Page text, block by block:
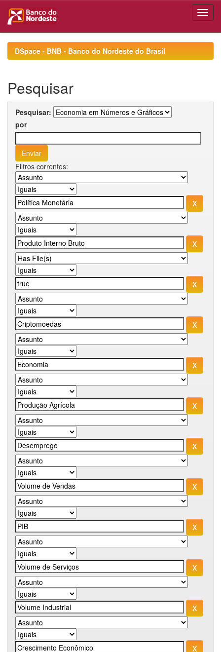
navigationDSpace - BNB - Banco do Nordeste do Brasil
Pesquisar
Pesquisar:
por
Filtros correntes: